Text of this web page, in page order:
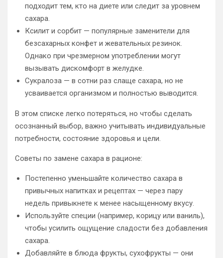
подходит тем, кто на диете или следит за уровнем
сахара.
Ксилит и сорбит — популярные заменители для
безсахарных конфет и жевательных резинок.
Однако при чрезмерном употреблении могут
вызывать дискомфорт в желудке.
Сукралоза — в сотни раз слаще сахара, но не
усваивается организмом и полностью выводится.
В этом списке легко потеряться, но чтобы сделать
осознанный выбор, важно учитывать индивидуальные
потребности, состояние здоровья и цели.
Советы по замене сахара в рационе:
Постепенно уменьшайте количество сахара в
привычных напитках и рецептах — через пару
недель привыкнете к менее насыщенному вкусу.
Используйте специи (например, корицу или ваниль),
чтобы усилить ощущение сладости без добавления
сахара.
Добавляйте в блюда фрукты, сухофрукты — они